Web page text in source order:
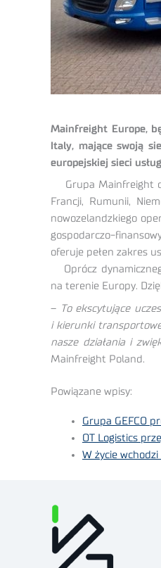
Mainfreight Europe,
Italy, mające swoją
europejskiej sieci
Grupa Mainfreight
Francji, Rumunii,
nowozelandzkiego
gospodarczo-
oferuje pełen zakres
Oprócz
na terenie Europy.
– To ekscytujące
i kierunki
nasze działania i
Mainfreight Poland.
Powiązane wpisy:
Grupa GEFCO
OT Logistics
W życie